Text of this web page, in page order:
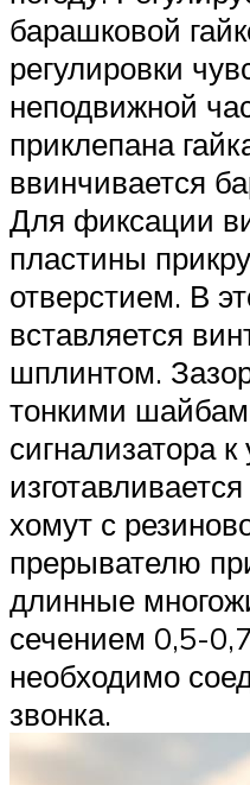
барашковой
регулировки
неподвижной
приклепана
ввинчивается
Для фиксации
пластины
отверстием. В
вставляется
шплинтом.
тонкими
сигнализатора
хомут с
прерывателю
длинные
сечением 0,5-
необходимо
звонка.